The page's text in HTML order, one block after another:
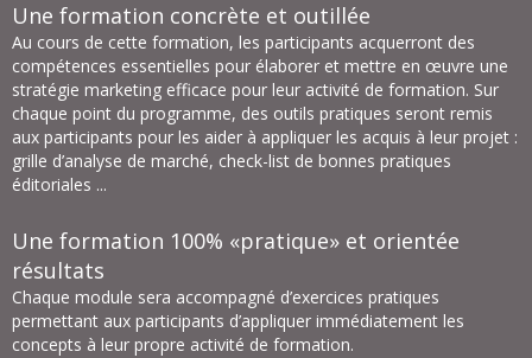
Une formation concrète et outillée
Au cours de cette formation, les participants acquerront des
compétences essentielles pour élaborer et mettre en œuvre une
stratégie marketing efficace pour leur activité de formation. Sur
chaque point du programme, des outils pratiques seront remis
aux participants pour les aider à appliquer les acquis à leur projet :
grille d’analyse de marché, check-list de bonnes pratiques
éditoriales ...
Une formation 100% «pratique» et orientée
résultats
Chaque module sera accompagné d’exercices pratiques
permettant aux participants d’appliquer immédiatement les
concepts à leur propre activité de formation.